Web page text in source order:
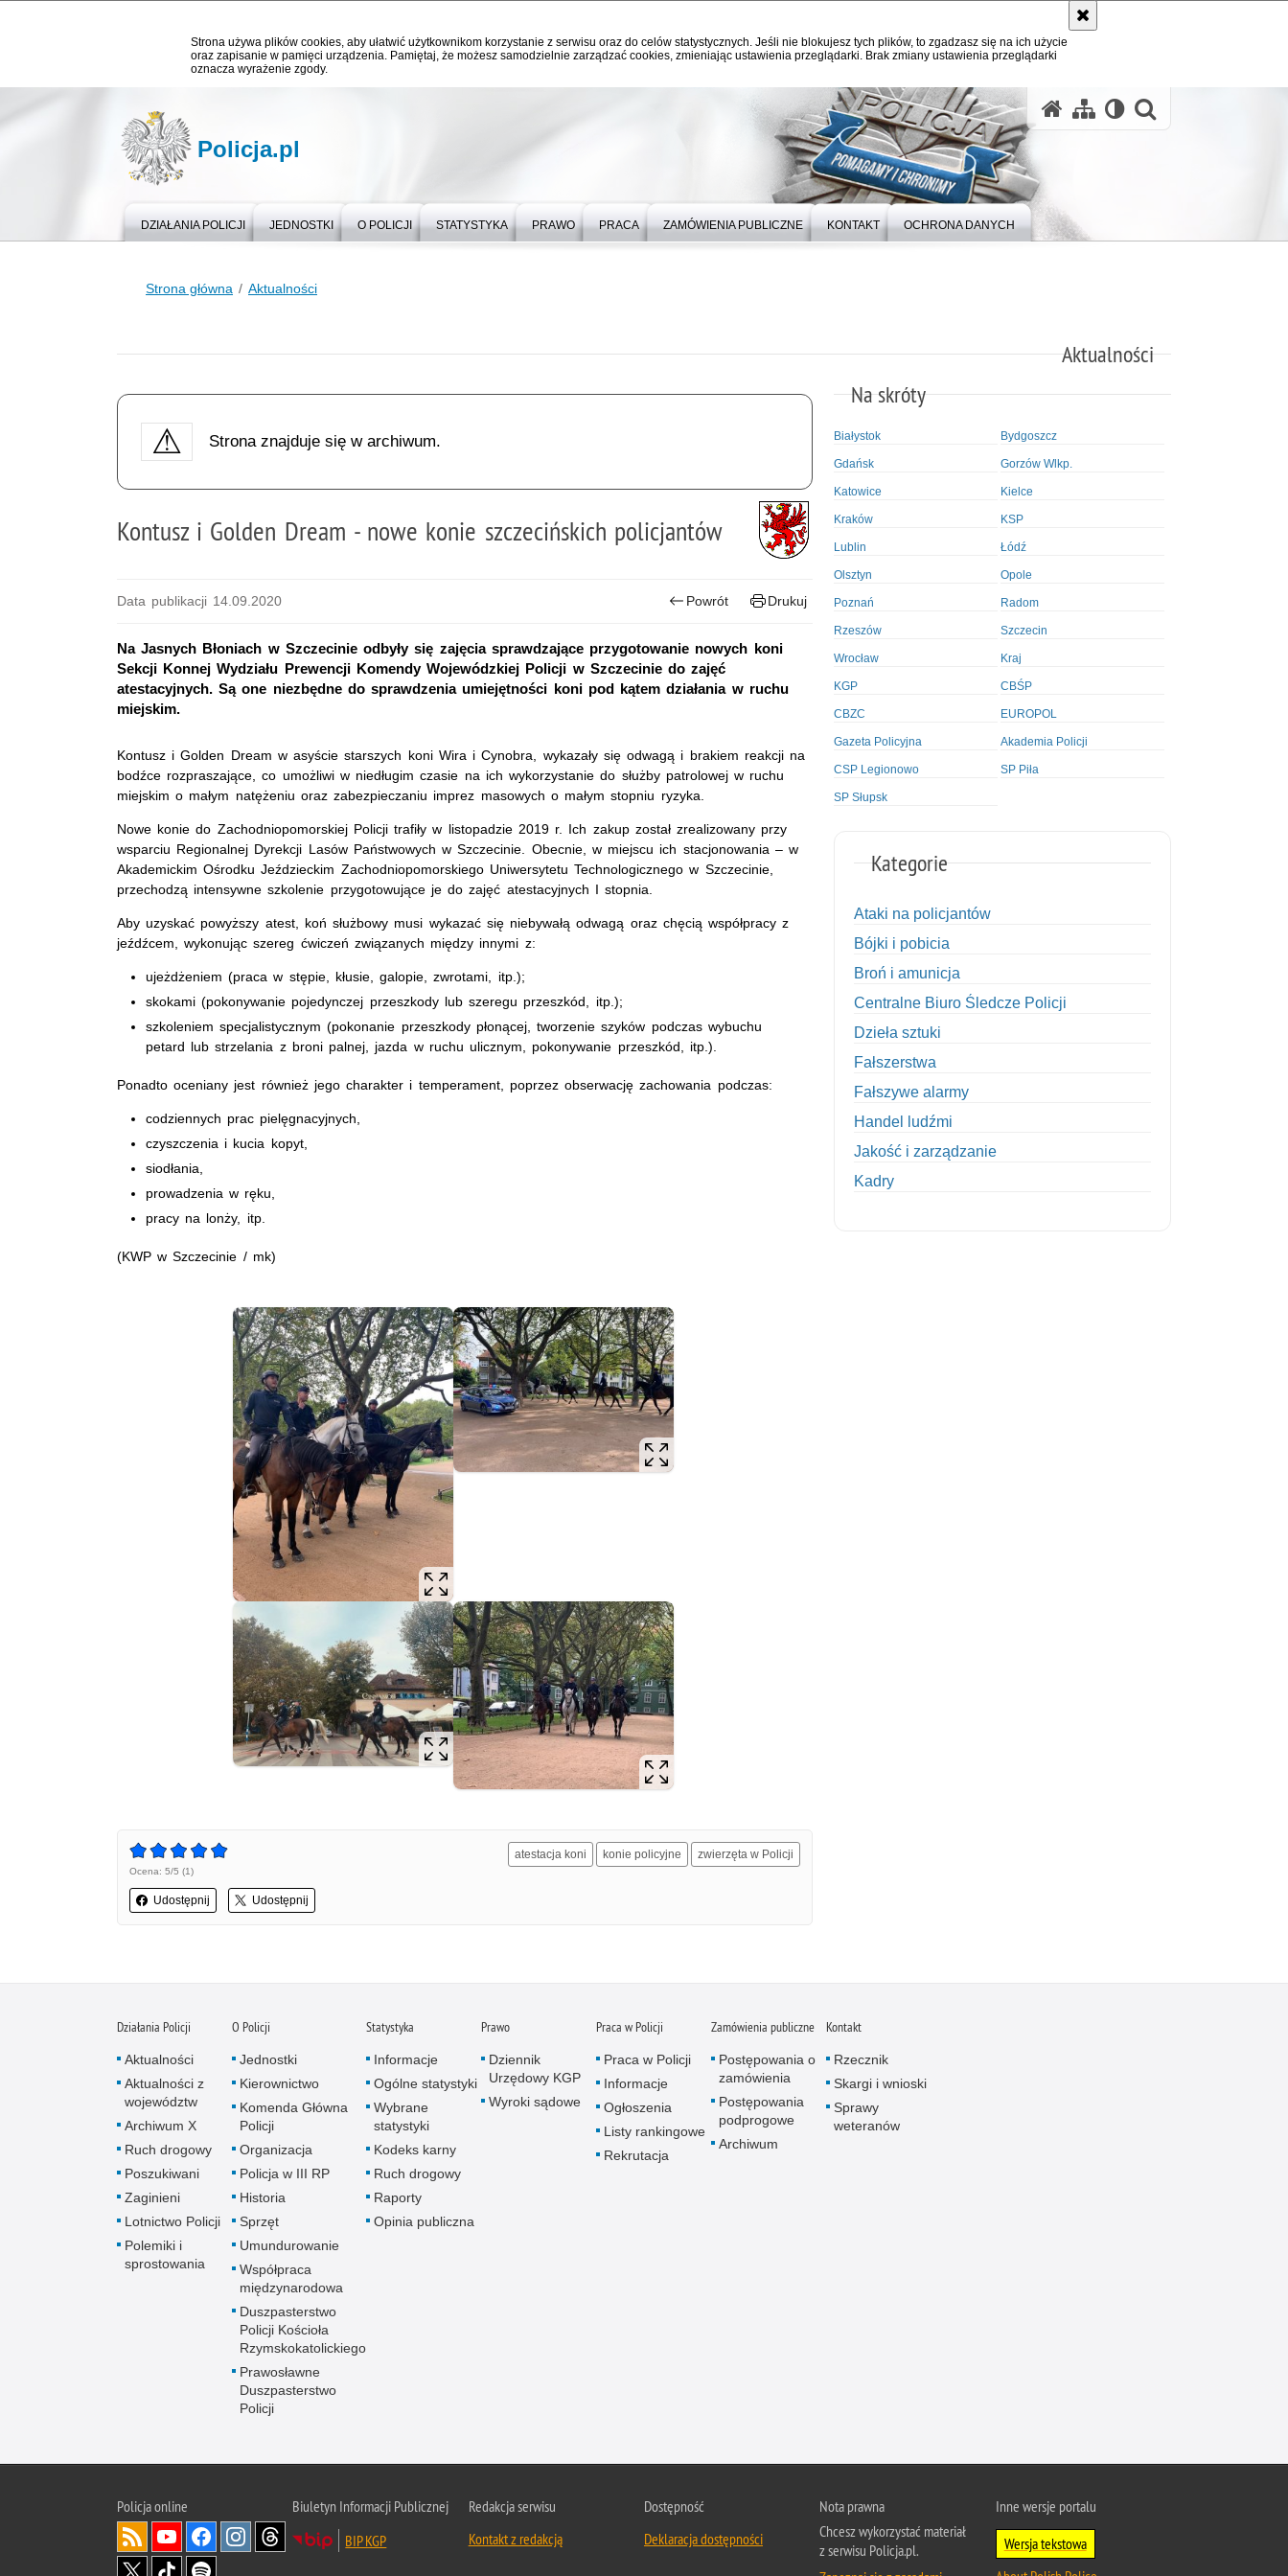
Strona używa plików cookies, aby ułatwić użytkownikom korzystanie z serwisu oraz do celów statystycznych. Jeśli nie blokujesz tych plików, to zgadzasz się na ich użycie
oraz zapisanie w pamięci urządzenia. Pamiętaj, że możesz samodzielnie zarządzać cookies, zmieniając ustawienia przeglądarki. Brak zmiany ustawienia przeglądarki
oznacza wyrażenie zgody.
Policja.pl
DZIAŁANIA POLICJI JEDNOSTKI O POLICJI STATYSTYKA PRAWO PRACA ZAMÓWIENIA PUBLICZNE KONTAKT OCHRONA DANYCH
Strona główna Aktualności
Aktualności
Strona znajduje się w archiwum.
Kontusz i Golden Dream - nowe konie szczecińskich policjantów
Data publikacji 14.09.2020 Powrót Drukuj
Na Jasnych Błoniach w Szczecinie odbyły się zajęcia sprawdzające przygotowanie nowych koni
Sekcji Konnej Wydziału Prewencji Komendy Wojewódzkiej Policji w Szczecinie do zajęć
atestacyjnych. Są one niezbędne do sprawdzenia umiejętności koni pod kątem działania w ruchu
miejskim.
Kontusz i Golden Dream w asyście starszych koni Wira i Cynobra, wykazały się odwagą i brakiem reakcji na
bodźce rozpraszające, co umożliwi w niedługim czasie na ich wykorzystanie do służby patrolowej w ruchu
miejskim o małym natężeniu oraz zabezpieczaniu imprez masowych o małym stopniu ryzyka.
Nowe konie do Zachodniopomorskiej Policji trafiły w listopadzie 2019 r. Ich zakup został zrealizowany przy
wsparciu Regionalnej Dyrekcji Lasów Państwowych w Szczecinie. Obecnie, w miejscu ich stacjonowania – w
Akademickim Ośrodku Jeździeckim Zachodniopomorskiego Uniwersytetu Technologicznego w Szczecinie,
przechodzą intensywne szkolenie przygotowujące je do zajęć atestacyjnych I stopnia.
Aby uzyskać powyższy atest, koń służbowy musi wykazać się niebywałą odwagą oraz chęcią współpracy z
jeźdźcem, wykonując szereg ćwiczeń związanych między innymi z:
ujeżdżeniem (praca w stępie, kłusie, galopie, zwrotami, itp.);
skokami (pokonywanie pojedynczej przeszkody lub szeregu przeszkód, itp.);
szkoleniem specjalistycznym (pokonanie przeszkody płonącej, tworzenie szyków podczas wybuchu
petard lub strzelania z broni palnej, jazda w ruchu ulicznym, pokonywanie przeszkód, itp.).
Ponadto oceniany jest również jego charakter i temperament, poprzez obserwację zachowania podczas:
codziennych prac pielęgnacyjnych,
czyszczenia i kucia kopyt,
siodłania,
prowadzenia w ręku,
pracy na lonży, itp.
(KWP w Szczecinie / mk)
Ocena: 5/5 (1)
Udostępnij Udostępnij
atestacja koni konie policyjne zwierzęta w Policji
Na skróty
Białystok Bydgoszcz
Gdańsk Gorzów Wlkp.
Katowice Kielce
Kraków KSP
Lublin Łódź
Olsztyn Opole
Poznań Radom
Rzeszów Szczecin
Wrocław Kraj
KGP CBŚP
CBZC EUROPOL
Gazeta Policyjna Akademia Policji
CSP Legionowo SP Piła
SP Słupsk
Kategorie
Ataki na policjantów
Bójki i pobicia
Broń i amunicja
Centralne Biuro Śledcze Policji
Dzieła sztuki
Fałszerstwa
Fałszywe alarmy
Handel ludźmi
Jakość i zarządzanie
Kadry
Pranie brudnych pieniędzy
Prawa człowieka
Przestępczość międzynarodowa
Działania Policji
Aktualności
Aktualności z
województw
Archiwum X
Ruch drogowy
Poszukiwani
Zaginieni
Lotnictwo Policji
Polemiki i
sprostowania
O Policji
Jednostki
Kierownictwo
Komenda Główna
Policji
Organizacja
Policja w III RP
Historia
Sprzęt
Umundurowanie
Współpraca
międzynarodowa
Duszpasterstwo
Policji Kościoła
Rzymskokatolickiego
Prawosławne
Duszpasterstwo
Policji
Statystyka
Informacje
Ogólne statystyki
Wybrane
statystyki
Kodeks karny
Ruch drogowy
Raporty
Opinia publiczna
Prawo
Dziennik
Urzędowy KGP
Wyroki sądowe
Praca w Policji
Praca w Policji
Informacje
Ogłoszenia
Listy rankingowe
Rekrutacja
Zamówienia publiczne
Postępowania o
zamówienia
Postępowania
podprogowe
Archiwum
Kontakt
Rzecznik
Skargi i wnioski
Sprawy
weteranów
Policjaonline
Biuletyn Informacji Publicznej
BIP KGP
Redakcja serwisu
Kontakt z redakcją
Dostępność
Deklaracja dostępności
Nota prawna
Chcesz wykorzystać materiał
z serwisu Policja.pl.
Inne wersje portalu
Wersja tekstowa